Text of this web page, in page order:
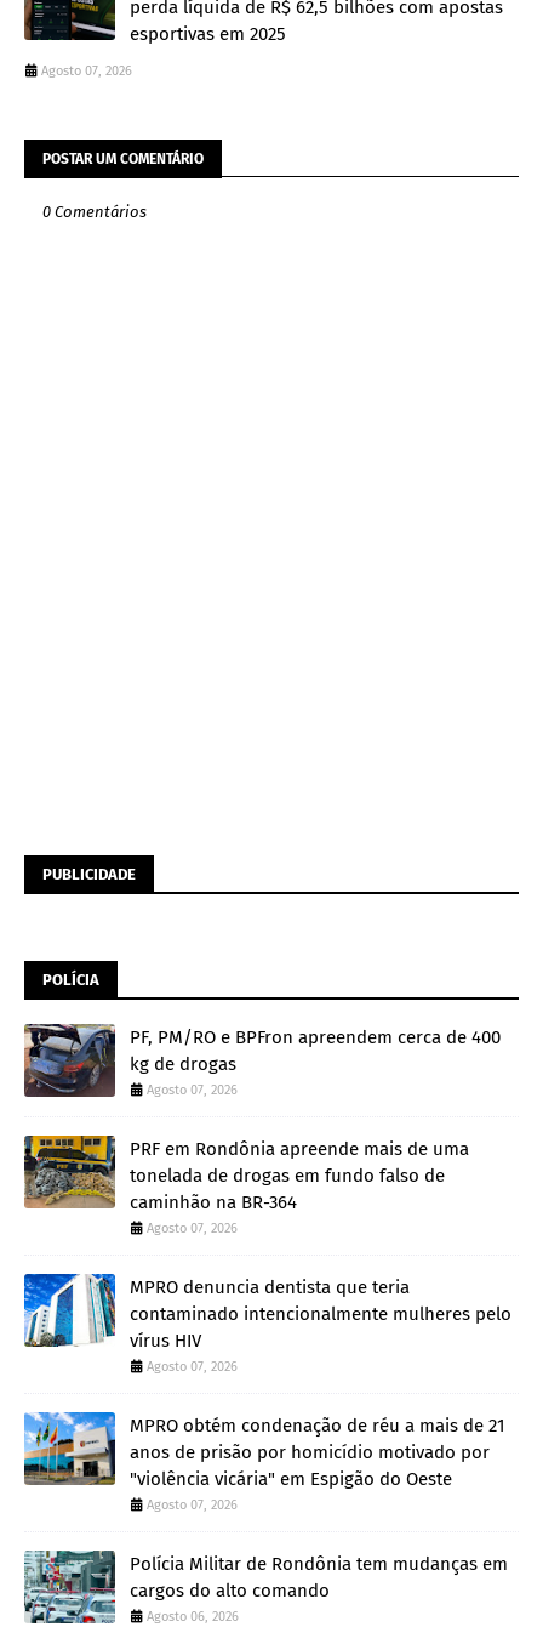
perda líquida de R$ 62,5 bilhões com apostas
esportivas em 2025
Agosto 07, 2026
POSTAR UM COMENTÁRIO
0 Comentários
PUBLICIDADE
POLÍCIA
PF, PM/RO e BPFron apreendem cerca de 400
kg de drogas
Agosto 07, 2026
PRF em Rondônia apreende mais de uma
tonelada de drogas em fundo falso de
caminhão na BR-364
Agosto 07, 2026
MPRO denuncia dentista que teria
contaminado intencionalmente mulheres pelo
vírus HIV
Agosto 07, 2026
MPRO obtém condenação de réu a mais de 21
anos de prisão por homicídio motivado por
"violência vicária" em Espigão do Oeste
Agosto 07, 2026
Polícia Militar de Rondônia tem mudanças em
cargos do alto comando
Agosto 06, 2026